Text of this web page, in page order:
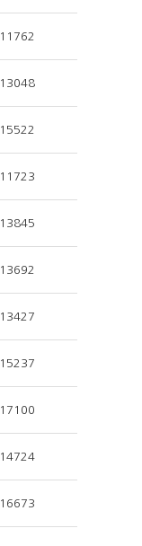
11762
13048
15522
11723
13845
13692
13427
15237
17100
14724
16673